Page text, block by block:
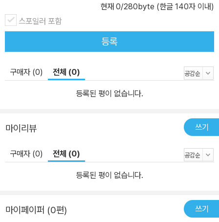
이렇게 살 수도, 그렇다고 멈출 수도 없을 때 마흔은 온다. 숙제하듯
인생의 큰 결정을 내려야 했던 삼십 대를 지나 이제 겨우 숨 돌리다 보
면 이런 생각이 든다. ‘그저 열심히 산 것 같은데 내가 이룬 건 뭐지?’,
‘왜 남들만큼 못 사는 것 같지?’ 마흔쯤 되면 인생이 안정될 거라 예상
멀어 보여 조급하다. 그런데 ‘인생의 모든 순간은 의미로 가득 차 있
다’며, 이루고 가진 것이 아닌 삶을 바라보는 태도가 인생을 결정한다
자기 길을 걸을 수 있었을까? 끝없는 실망과 좌절 가운데 어떻게 포
작품으로서 따뜻한 위로를 건네는 화가들의 삶을 통해, 인생을 좀 더
의연하게 바라보고 살아낼 용기를 전한다. 마흔, 위로가 필요한 순간
패, 외로움 가운데서도 일어설 힘을 주는 그림 [버텨야 하는 순간] 깊
현재 0/280byte (한글 140자 이내)
스포일러 포함
등록
구매자 (0) 전체 (0)
등록된 평이 없습니다.
마이리뷰 쓰기
구매자 (0) 전체 (0)
등록된 평이 없습니다.
마이페이퍼 (0편) 쓰기